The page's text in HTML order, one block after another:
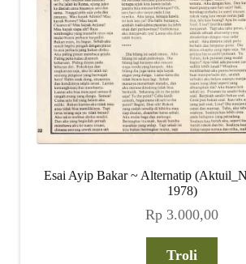
Esai Ayip Bakar ~ Alternatip
1978)
Rp 3.000,00
Troli